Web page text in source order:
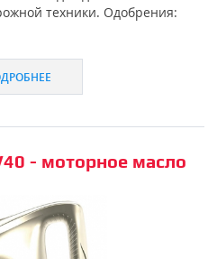
техники. Одобрения:
- моторное масло